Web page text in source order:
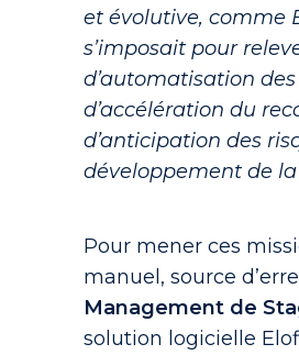
et évolutive, comme
s’imposait pour
d’automatisation des
d’accélération du
d’anticipation des
développement de
Pour mener ces
manuel, source
Management de
solution logicielle